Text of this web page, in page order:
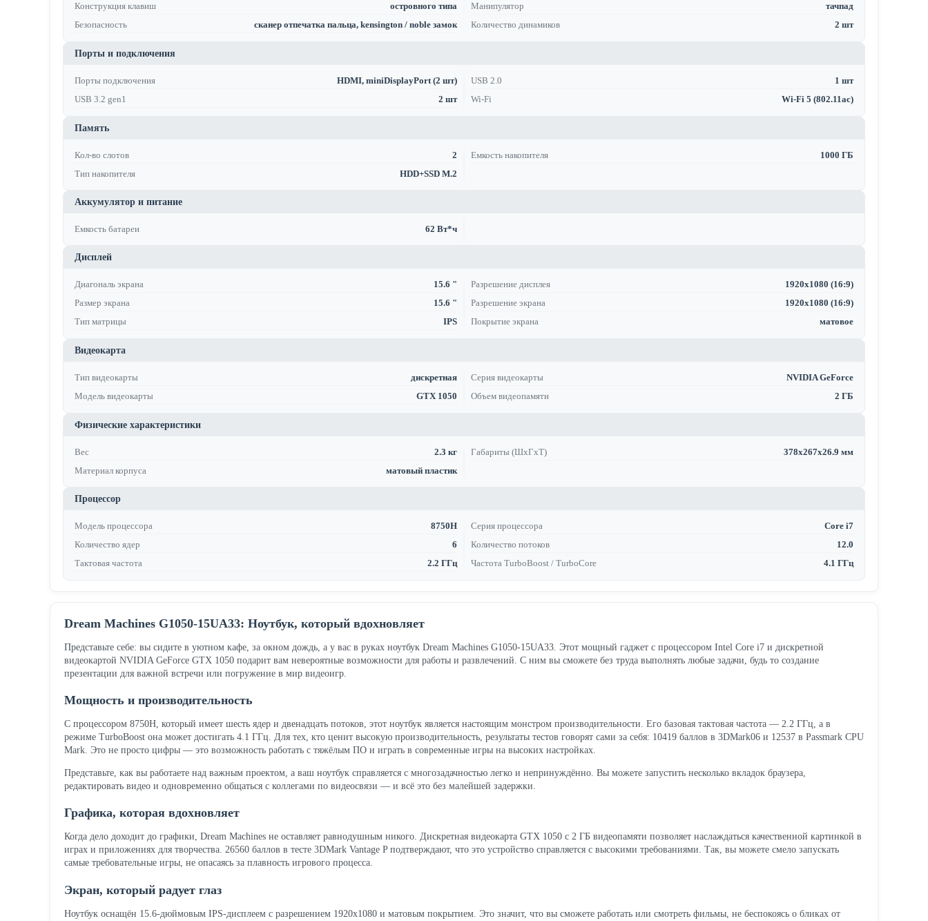
Конструкция клавиш
островного типа Манипулятор
тачпад
Безопасность
сканер отпечатка пальца, kensington / noble замок Количество динамиков 2 шт
Порты и подключения
Порты подключения HDMI, miniDisplayPort (2 шт) USB 2.0
1 шт
USB 3.2 gen1
2 шт Wi-Fi Wi-Fi 5 (802.11ac)
Память
Кол-во слотов 2 Емкость накопителя
1000 ГБ
Тип накопителя
HDD+SSD M.2
Аккумулятор и питание
Емкость батареи 62 Вт*ч
Дисплей
Диагональ экрана 15.6 " Разрешение дисплея
1920x1080 (16:9)
Размер экрана
15.6 " Разрешение экрана
1920x1080 (16:9)
Тип матрицы
IPS Покрытие экрана матовое
Видеокарта
Тип видеокарты дискретная Серия видеокарты
NVIDIA GeForce
Модель видеокарты
GTX 1050 Объем видеопамяти 2 ГБ
Физические характеристики
Вес 2.3 кг Габариты (ШхГхТ)
378x267x26.9 мм
Материал корпуса
матовый пластик
Процессор
Модель процессора 8750H Серия процессора
Core i7
Количество ядер
6 Количество потоков
12.0
Тактовая частота
2.2 ГГц Частота TurboBoost / TurboCore 4.1 ГГц
Dream Machines G1050-15UA33: Ноутбук, который вдохновляет
Представьте себе: вы сидите в уютном кафе, за окном дождь, а у вас в руках ноутбук Dream Machines G1050-15UA33. Этот мощный гаджет с процессором Intel Core i7 и дискретной
видеокартой NVIDIA GeForce GTX 1050 подарит вам невероятные возможности для работы и развлечений. С ним вы сможете без труда выполнять любые задачи, будь то создание
презентации для важной встречи или погружение в мир видеоигр.
Мощность и производительность
С процессором 8750H, который имеет шесть ядер и двенадцать потоков, этот ноутбук является настоящим монстром производительности. Его базовая тактовая частота — 2.2 ГГц, а в
режиме TurboBoost она может достигать 4.1 ГГц. Для тех, кто ценит высокую производительность, результаты тестов говорят сами за себя: 10419 баллов в 3DMark06 и 12537 в Passmark CPU
Mark. Это не просто цифры — это возможность работать с тяжёлым ПО и играть в современные игры на высоких настройках.
Представьте, как вы работаете над важным проектом, а ваш ноутбук справляется с многозадачностью легко и непринуждённо. Вы можете запустить несколько вкладок браузера,
редактировать видео и одновременно общаться с коллегами по видеосвязи — и всё это без малейшей задержки.
Графика, которая вдохновляет
Когда дело доходит до графики, Dream Machines не оставляет равнодушным никого. Дискретная видеокарта GTX 1050 с 2 ГБ видеопамяти позволяет наслаждаться качественной картинкой в
играх и приложениях для творчества. 26560 баллов в тесте 3DMark Vantage P подтверждают, что это устройство справляется с высокими требованиями. Так, вы можете смело запускать
самые требовательные игры, не опасаясь за плавность игрового процесса.
Экран, который радует глаз
Ноутбук оснащён 15.6-дюймовым IPS-дисплеем с разрешением 1920x1080 и матовым покрытием. Это значит, что вы сможете работать или смотреть фильмы, не беспокоясь о бликах от